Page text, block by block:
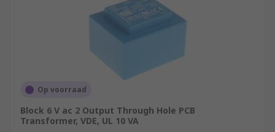
What are PCB transformers used for?
PCB transformers are used mainly in
manufacturing processes where current
regulation is needed. They're also used in
computer hardware applications and consumer
devices to protect them from power surges.
Types of PCB transformers
Op voorraad
Block 6 V ac 2 Output Through Hole PCB
Transformer, VDE, UL 10 VA